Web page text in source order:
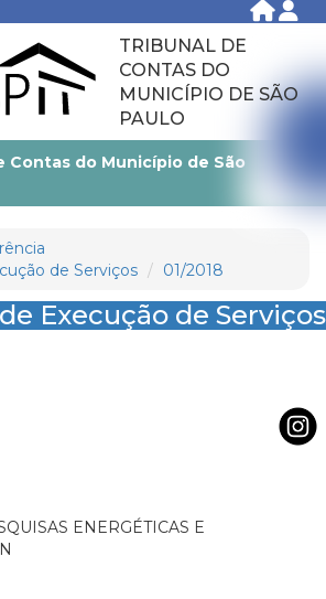
TRIBUNAL DE
CONTAS DO
MUNICÍPIO DE SÃO
PAULO
Contas do Município de São
de Serviços
01/2018
Execução de Serviços
ENERGÉTICAS E